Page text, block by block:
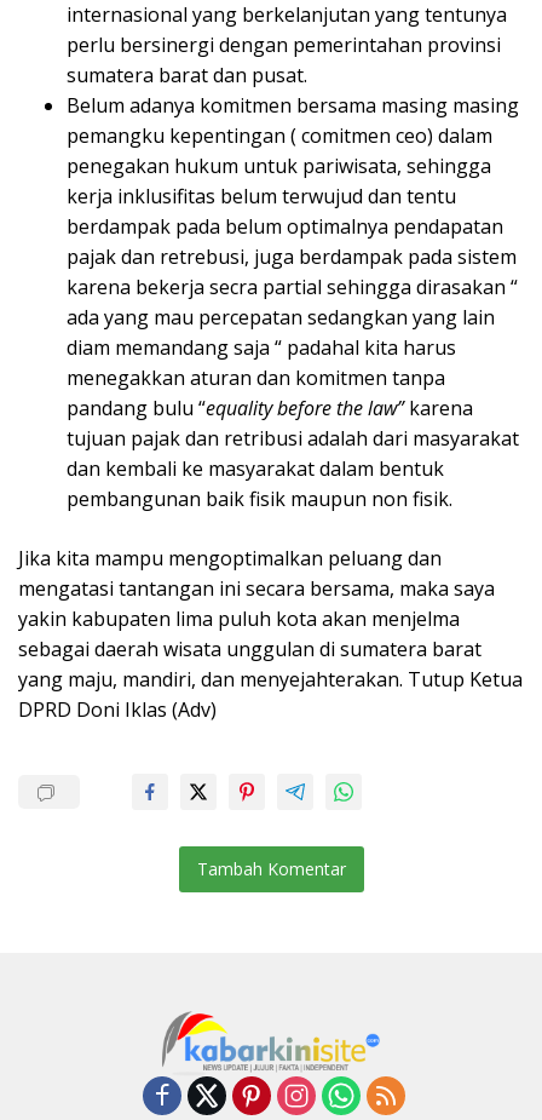
internasional yang berkelanjutan yang tentunya
perlu bersinergi dengan pemerintahan provinsi
sumatera barat dan pusat.
Belum adanya komitmen bersama masing masing
pemangku kepentingan ( comitmen ceo) dalam
penegakan hukum untuk pariwisata, sehingga
kerja inklusifitas belum terwujud dan tentu
berdampak pada belum optimalnya pendapatan
pajak dan retrebusi, juga berdampak pada sistem
karena bekerja secra partial sehingga dirasakan “
ada yang mau percepatan sedangkan yang lain
diam memandang saja “ padahal kita harus
menegakkan aturan dan komitmen tanpa
pandang bulu “equality before the law”karena
tujuan pajak dan retribusi adalah dari masyarakat
dan kembali ke masyarakat dalam bentuk
pembangunan baik fisik maupun non fisik.
Jika kita mampu mengoptimalkan peluang dan
mengatasi tantangan ini secara bersama, maka saya
yakin kabupaten lima puluh kota akan menjelma
sebagai daerah wisata unggulan di sumatera barat
yang maju, mandiri, dan menyejahterakan. Tutup Ketua
DPRD Doni Iklas (Adv)
Tambah Komentar